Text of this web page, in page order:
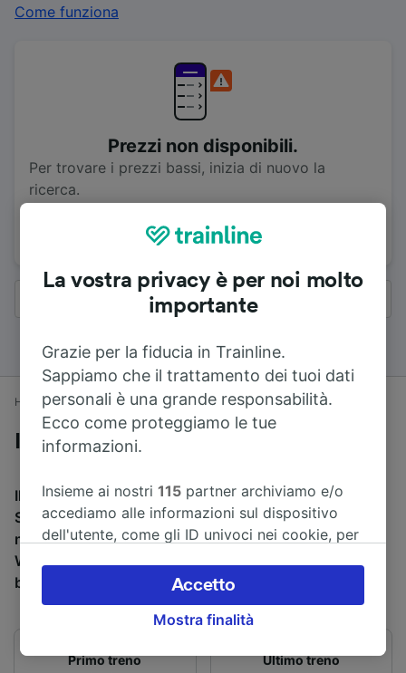
Come funziona
Prezzi non disponibili.
Per trovare i prezzi bassi, inizia di nuovo la
ricerca.
Riprova
Tutti i risultati
Home Orari treni Worksop a Sheffield
In treno da Worksop a Sheffield
Il tempo di viaggio medio in treno da Worksop a
Sheffield è di 34min per percorrere 24 km. Ci sono
normalmente 22 treni al giorno e il treno più veloce da
Worksop a Sheffield impiega 22min. Puoi acquistare i
biglietti a partire da 2,70 € prenotando in anticipo.
Primo treno
Ultimo treno
La vostra privacy è per noi molto
importante
Grazie per la fiducia in Trainline.
Sappiamo che il trattamento dei tuoi dati
personali è una grande responsabilità.
Ecco come proteggiamo le tue
informazioni.
Insieme ai nostri115 partner archiviamo e/o
accediamo alle informazioni sul dispositivo
dell'utente, come gli ID univoci nei cookie, per
accettare o gestire le proprie scelte facendo
clic di seguito, tra cui il proprio diritto di
opporsi sulla base di un interesse legittimo o
dell'informativa sulla privacy. Queste scelte
Mostra finalità
Accetto